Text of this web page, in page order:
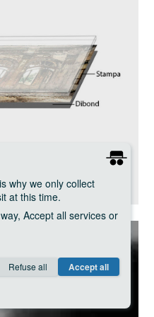
why we only collect
at this time.
Accept all services or
learn more
about
Refuse all Accept all
Invisible Save